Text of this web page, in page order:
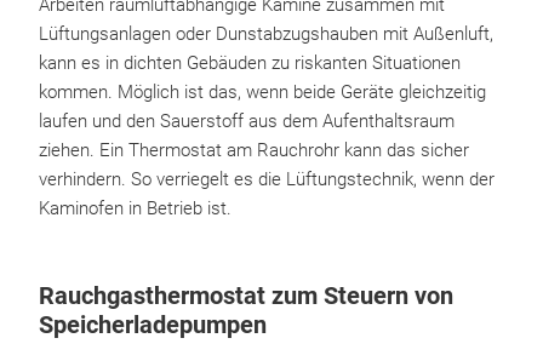
Arbeiten raumluftabhängige Kamine zusammen mit
Lüftungsanlagen oder Dunstabzugshauben mit Außenluft,
kann es in dichten Gebäuden zu riskanten Situationen
kommen. Möglich ist das, wenn beide Geräte gleichzeitig
laufen und den Sauerstoff aus dem Aufenthaltsraum
ziehen. Ein Thermostat am Rauchrohr kann das sicher
verhindern. So verriegelt es die Lüftungstechnik, wenn der
Kaminofen in Betrieb ist.
Rauchgasthermostat zum Steuern von
Speicherladepumpen